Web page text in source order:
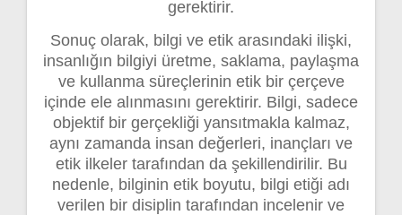
gerektirir.
Sonuç olarak, bilgi ve etik arasındaki ilişki,
insanlığın bilgiyi üretme, saklama, paylaşma
ve kullanma süreçlerinin etik bir çerçeve
içinde ele alınmasını gerektirir. Bilgi, sadece
objektif bir gerçekliği yansıtmakla kalmaz,
aynı zamanda insan değerleri, inançları ve
etik ilkeler tarafından da şekillendirilir. Bu
nedenle, bilginin etik boyutu, bilgi etiği adı
verilen bir disiplin tarafından incelenir ve